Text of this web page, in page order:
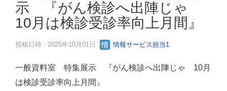
示 『がん検診へ出陣じゃ
10月は検診受診率向上月間』
投稿日時 : 2025年10月01日 情報サービス担当1
一般資料室 特集展示 『がん検診へ出陣じゃ 10月
は検診受診率向上月間』